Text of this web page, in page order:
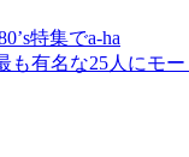
特集でa-ha
も有名な25人にモー